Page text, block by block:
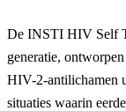
De INSTI HIV Self
generatie,
HIV-2-antilichamen
situaties waarin